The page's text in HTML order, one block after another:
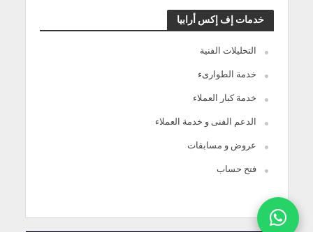
خدمات إف إكس أرابيا
التحليلات الفنية
خدمة الطوارىء
خدمة كبار العملاء
الدعم الفنى و خدمة العملاء
عروض و مسابقات
فتح حساب